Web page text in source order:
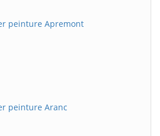
peinture Apremont
peinture Aranc